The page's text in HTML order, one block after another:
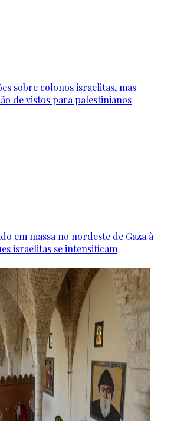
sobre colonos israelitas, mas
de vistos para palestinianos
em massa no nordeste de Gaza à
israelitas se intensificam